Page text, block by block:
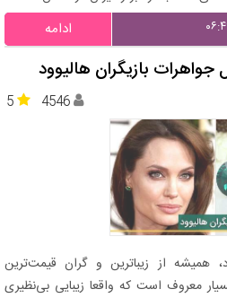
ادامه
بازیگران هالیوود
5 4546
همیشه از زیباترین و گران قیمت‌ترین
معروف است که واقعا زیبایی بی‌نظیری